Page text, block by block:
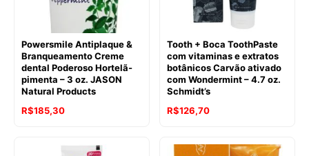
Powersmile Antiplaque &
Branqueamento Creme
dental Poderoso Hortelã-
pimenta – 3 oz. JASON
Natural Products
R$185,30
Tooth + Boca ToothPaste
com vitaminas e extratos
botânicos Carvão ativado
com Wondermint – 4.7 oz.
Schmidt’s
O
original
R$126,70O
atual